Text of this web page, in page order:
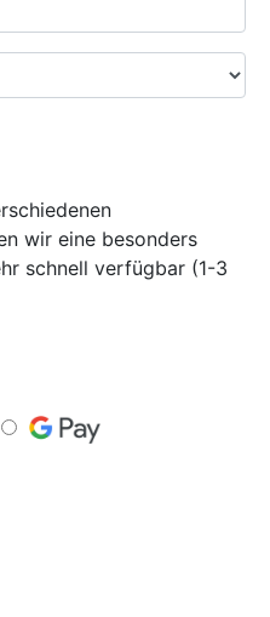
wir eine besonders
schnell verfügbar (1-3